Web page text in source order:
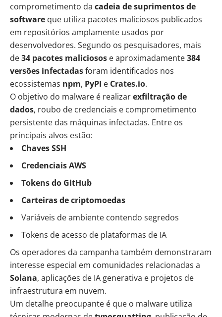
comprometimento da cadeia de suprimentos de
software que utiliza pacotes maliciosos publicados
em repositórios amplamente usados por
desenvolvedores. Segundo os pesquisadores, mais
de34 pacotes maliciosos e aproximadamente384
versões infectadasforam identificados nos
ecossistemas npm, PyPI e Crates.io.
O objetivo do malware é realizarexfiltração de
dados, roubo de credenciais e comprometimento
persistente das máquinas infectadas. Entre os
principais alvos estão:
Chaves SSH
Credenciais AWS
Tokens do GitHub
Carteiras de criptomoedas
Variáveis de ambiente contendo segredos
Tokens de acesso de plataformas de IA
Os operadores da campanha também demonstraram
interesse especial em comunidades relacionadas a
Solana, aplicações de IA generativa e projetos de
infraestrutura em nuvem.
Um detalhe preocupante é que o malware utiliza